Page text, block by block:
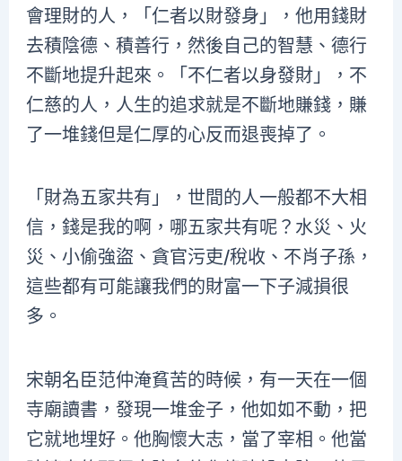
會理財的人，「仁者以財發身」，他用錢財
去積陰德、積善行，然後自己的智慧、德行
不斷地提升起來。「不仁者以身發財」，不
仁慈的人，人生的追求就是不斷地賺錢，賺
了一堆錢但是仁厚的心反而退喪掉了。
「財為五家共有」，世間的人一般都不大相
信，錢是我的啊，哪五家共有呢？水災、火
災、小偷強盜、貪官污吏/稅收、不肖子孫，
這些都有可能讓我們的財富一下子減損很
多。
宋朝名臣范仲淹貧苦的時候，有一天在一個
寺廟讀書，發現一堆金子，他如如不動，把
它就地埋好。他胸懷大志，當了宰相。他當